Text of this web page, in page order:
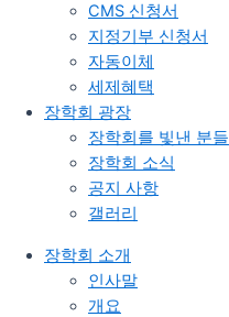
CMS 신청서
지정기부 신청서
자동이체
세제혜택
장학회 광장
장학회를 빛낸 분들​
장학회 소식
공지 사항
갤러리
장학회 소개
인사말
개요